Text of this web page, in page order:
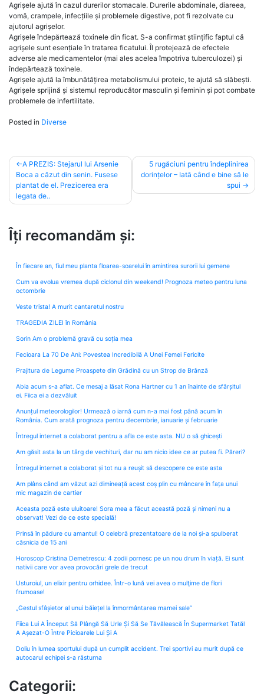
Agrișele ajută în cazul durerilor stomacale. Durerile abdominale, diareea,
vomă, crampele, infecțiile și problemele digestive, pot fi rezolvate cu
ajutorul agrișelor.
Agrișele îndepărtează toxinele din ficat. S-a confirmat științific faptul că
agrișele sunt esențiale în tratarea ficatului. Îl protejează de efectele
adverse ale medicamentelor (mai ales acelea împotriva tuberculozei) și
îndepărtează toxinele.
Agrișele ajută la îmbunătățirea metabolismului proteic, te ajută să slăbești.
Agrișele sprijină și sistemul reproducător masculin și feminin și pot combate
problemele de infertilitate.
Posted in Diverse
Post
navigation
A PREZIS: Stejarul lui Arsenie
Boca a căzut din senin. Fusese
plantat de el. Prezicerea era
legata de..
5 rugăciuni pentru îndeplinirea
dorințelor – Iată când e bine să le
spui
Îți recomandăm și:
În fiecare an, fiul meu planta floarea-soarelui în amintirea surorii lui gemene
Cum va evolua vremea după ciclonul din weekend! Prognoza meteo pentru luna
octombrie
Veste trista! A murit cantaretul nostru
TRAGEDIA ZILEI în România
Sorin Am o problemă gravă cu soția mea
Fecioara La 70 De Ani: Povestea Incredibilă A Unei Femei Fericite
Prajitura de Legume Proaspete din Grădină cu un Strop de Brânză
Abia acum s-a aflat. Ce mesaj a lăsat Rona Hartner cu 1 an înainte de sfârșitul
ei. Fiica ei a dezvăluit
Anunțul meteorologilor! Urmează o iarnă cum n-a mai fost până acum în
România. Cum arată prognoza pentru decembrie, ianuarie și februarie
Întregul internet a colaborat pentru a afla ce este asta. NU o să ghicești
Am găsit asta la un târg de vechituri, dar nu am nicio idee ce ar putea fi. Păreri?
Întregul internet a colaborat și tot nu a reușit să descopere ce este asta
Am plâns când am văzut azi dimineață acest coș plin cu mâncare în fața unui
mic magazin de cartier
Aceasta poză este uluitoare! Sora mea a făcut această poză și nimeni nu a
observat! Vezi de ce este specială!
Prinsă în pădure cu amantul! O celebră prezentatoare de la noi și-a spulberat
căsnicia de 15 ani
Horoscop Cristina Demetrescu: 4 zodii pornesc pe un nou drum în viață. Ei sunt
nativii care vor avea provocări grele de trecut
Usturoiul, un elixir pentru orhidee. Într-o lună vei avea o mulţime de flori
frumoase!
„Gestul sfâșietor al unui băiețel la înmormântarea mamei sale”
Fiica Lui A Început Să Plângă Să Urle Și Să Se Tăvălească În Supermarket Tatăl
A Așezat-O Între Picioarele Lui Și A
Doliu în lumea sportului după un cumplit accident. Trei sportivi au murit după ce
autocarul echipei s-a răsturna
Categorii: